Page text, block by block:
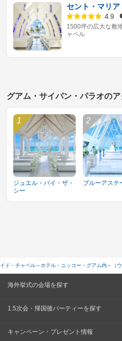
セント・マリ
4.9
1500坪の広大な敷
ャペル
グアム・サイパン・パラオの
ジュエル・バイ・ザ・
シー
ブルーアステ
ド・チャペル～ホテル・ニッコー・グアム内～（ウ
海外挙式の会場を探す
1.5次会・帰国後パーティーを探す
キャンペーン・プレゼント情報